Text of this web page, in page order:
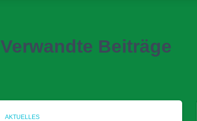
Verwandte Beiträge
AKTUELLES